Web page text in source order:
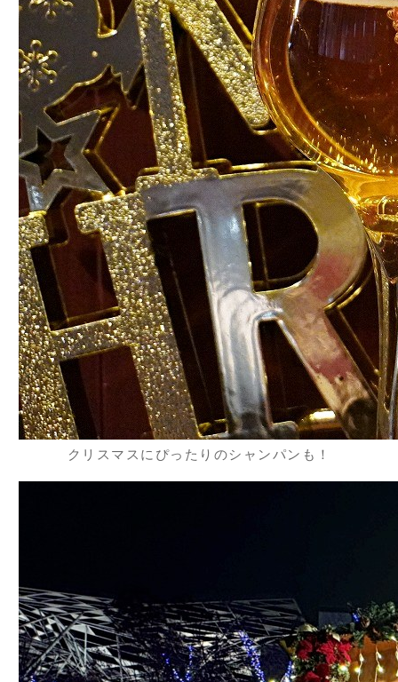
クリスマスにぴったりのシャンパンも！